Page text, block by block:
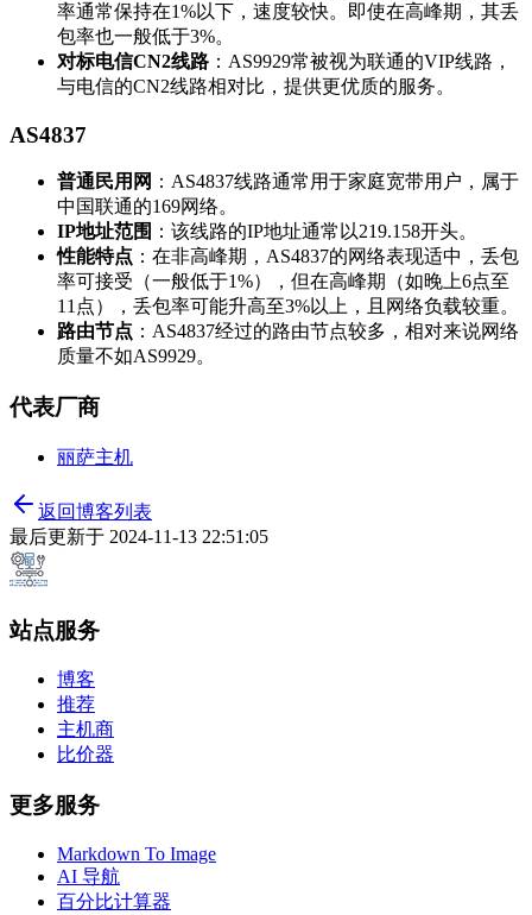
率通常保持在1%以下，速度较快。即使在高峰期，其丢
包率也一般低于3%。
对标电信CN2线路 ：AS9929常被视为联通的VIP线路，
与电信的CN2线路相对比，提供更优质的服务。
AS4837
普通民用网 ：AS4837线路通常用于家庭宽带用户，属于
中国联通的169网络。
IP地址范围 ：该线路的IP地址通常以219.158开头。
性能特点 ：在非高峰期，AS4837的网络表现适中，丢包
率可接受（一般低于1%），但在高峰期（如晚上6点至
11点），丢包率可能升高至3%以上，且网络负载较重。
路由节点 ：AS4837经过的路由节点较多，相对来说网络
质量不如AS9929。
代表厂商
丽萨主机
返回博客列表
最后更新于 2024-11-13 22:51:05
站点服务
博客
推荐
主机商
比价器
更多服务
Markdown To Image
AI 导航
百分比计算器